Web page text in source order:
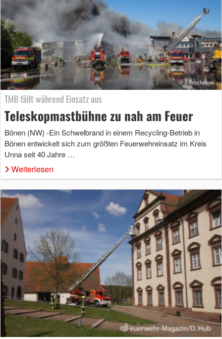
TMB fällt während Einsatz aus
Teleskopmastbühne zu nah am Feuer
Bönen (NW) -Ein Schwelbrand in einem Recycling-Betrieb in
Bönen entwickelt sich zum größten Feuerwehreinsatz im Kreis
Unna seit 40 Jahre …
Weiterlesen